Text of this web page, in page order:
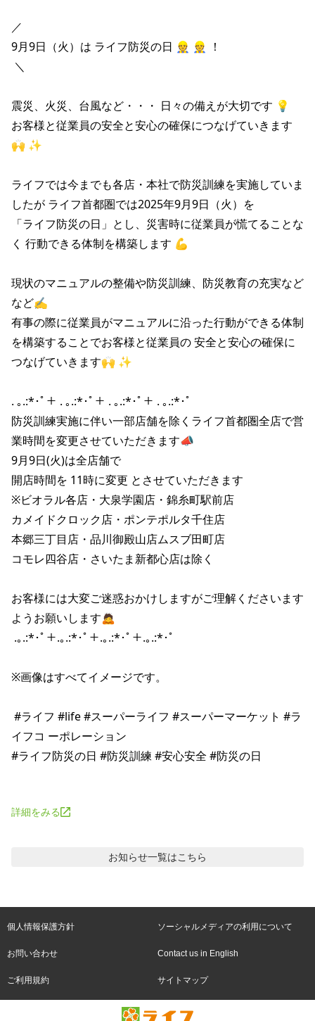
／
9月9日（火）は ライフ防災の日 👷 👷 ！
震災、火災、台風など・・・ 日々の備えが大切です 💡
お客様と従業員の安全と安心の確保につなげていきます
🙌 ✨
ライフでは今までも各店・本社で防災訓練を実施していま
したが ライフ首都圏では2025年9月9日（火）を
「ライフ防災の日」とし、災害時に従業員が慌てることな
く 行動できる体制を構築します 💪
現状のマニュアルの整備や防災訓練、防災教育の充実など
など✍
有事の際に従業員がマニュアルに沿った行動ができる体制
を構築することでお客様と従業員の 安全と安心の確保に
つなげていきます🙌 ✨
. ｡.:*･ﾟ＋ . ｡.:*･ﾟ＋ . ｡.:*･ﾟ＋ . ｡.:*･ﾟ
防災訓練実施に伴い一部店舗を除くライフ首都圏全店で営
業時間を変更させていただきます📣
9月9日(火)は全店舗で
開店時間を 11時に変更 とさせていただきます
※ビオラル各店・大泉学園店・錦糸町駅前店
カメイドクロック店・ポンテポルタ千住店
本郷三丁目店・品川御殿山店ムスブ田町店
コモレ四谷店・さいたま新都心店は除く
お客様には大変ご迷惑おかけしますがご理解くださいます
ようお願いします🙇
※画像はすべてイメージです。
イフコ ーポレーション
#ライフ防災の日 #防災訓練 #安心安全 #防災の日
詳細をみる
お知らせ一覧はこちら
個人情報保護方針 ソーシャルメディアの利用について
お問い合わせ Contact us in English
ご利用規約 サイトマップ